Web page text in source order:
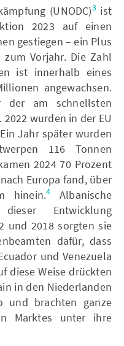
(UNODC)3ist
2023 auf einen
gestiegen – ein Plus
Vorjahr. Die Zahl
ist innerhalb eines
angewachsen.
am schnellsten
wurden in der EU
Jahr später wurden
116 Tonnen
2024 70 Prozent
Europa fand, über
hinein.4
Albanische
Entwicklung
und 2018 sorgten sie
dafür, dass
und Venezuela
diese Weise drückten
in den Niederlanden
und brachten ganze
Marktes unter ihre